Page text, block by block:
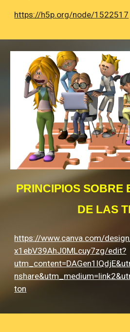
https://h5p.org/node/1522517
PRINCIPIOS SOBRE
DE LAS
https://www.canva.com/
x1ebV39AhJ0MLcuy7zg/edit?
ton